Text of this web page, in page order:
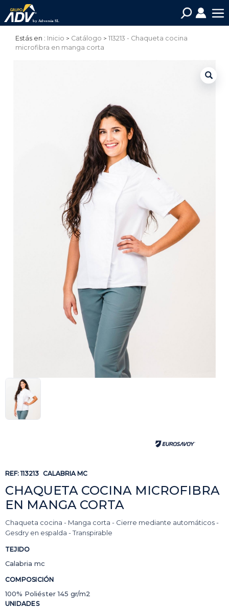
Estás en : Inicio Catálogo
113213 - Chaqueta cocina
microfibra en manga corta
REF: 113213 CALABRIA MC
CHAQUETA COCINA MICROFIBRA
EN MANGA CORTA
Chaqueta cocina - Manga corta - Cierre mediante automáticos -
Gesdry en espalda - Transpirable
TEJIDO
Calabria mc
COMPOSICIÓN
100% Poliéster 145 gr/m2
UNIDADES